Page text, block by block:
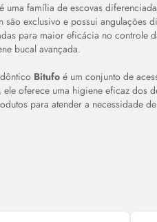
é uma família de escovas
são exclusivo e possui angulações
para maior eficácia no controle
bucal avançada.
Bitufo é um conjunto de
ele oferece uma higiene eficaz dos
para atender a necessidade